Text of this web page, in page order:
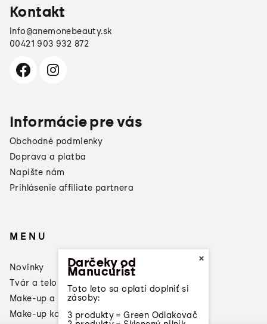
Kontakt
info@anemonebeauty.sk
00421 903 932 872
Informácie pre vás
Obchodné podmienky
Doprava a platba
Napíšte nám
Prihlásenie affiliate partnera
MENU
Novinky
Tvár a telo
Make-up a laky na nechty
Make-up konzultácia
×
Darčeky od
Manucurist
Toto leto sa oplatí doplniť si
zásoby:
3 produkty = Green Odlakovač